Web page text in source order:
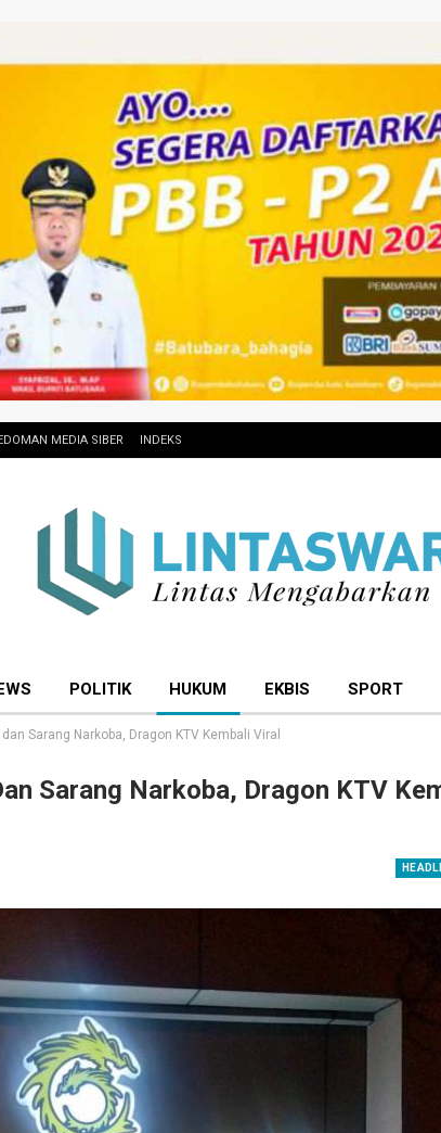
MEDIA SIBER INDEKS
POLITIK HUKUM EKBIS SPORT
Sarang Narkoba, Dragon KTV Kembali Viral
Sarang Narkoba, Dragon KTV